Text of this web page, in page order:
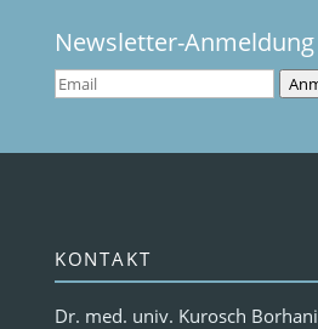
Newsletter-Anmeldung
KONTAKT
Dr. med. univ. Kurosch